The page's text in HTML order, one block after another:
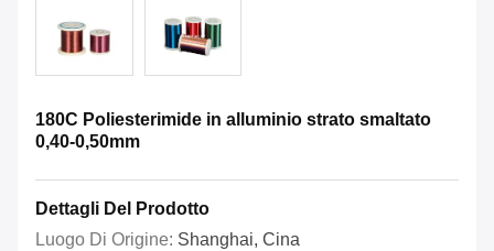
180C Poliesterimide in alluminio strato smaltato
0,40-0,50mm
Dettagli Del Prodotto
Luogo Di Origine: Shanghai, Cina